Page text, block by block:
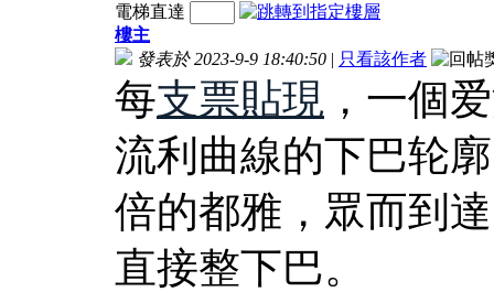
電梯直達
樓主
發表於 2023-9-9 18:40:50 | 只看該作者
每支票貼現 ，一個
流利曲線的下巴轮
倍的都雅，眾而到
直接整下巴。